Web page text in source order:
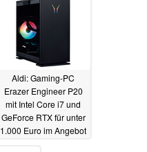
Aldi: Gaming-PC
Erazer Engineer P20
mit Intel Core i7 und
GeForce RTX für unter
1.000 Euro im Angebot